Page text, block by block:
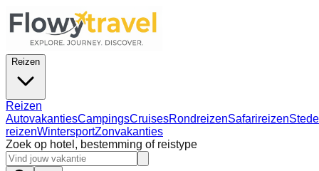
Reizen
Reizen
AutovakantiesCampingsCruisesRondreizenSafarireizen
reizenWintersportZonvakanties
Zoek op hotel, bestemming of reistype